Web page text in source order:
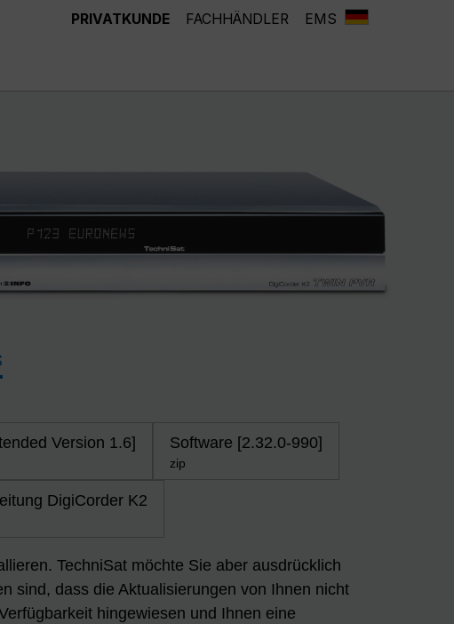
PRIVATKUNDE FACHHÄNDLER EMS
Version 1.6] Software [2.32.0-990]
zip
DigiCorder K2
TechniSat möchte Sie aber ausdrücklich
sind, dass die Aktualisierungen von Ihnen nicht
hingewiesen und Ihnen eine